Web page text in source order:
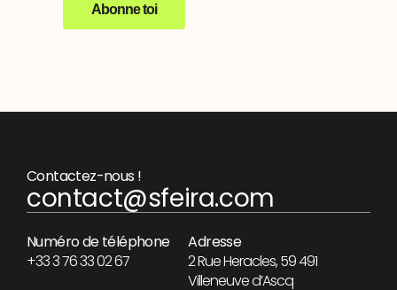
Abonne toi
Contactez-nous !
contact@sfeira.com
Numéro de téléphone
+33 3 76 33 02 67
Adresse
2 Rue Heracles, 59 491
Villeneuve d’Ascq